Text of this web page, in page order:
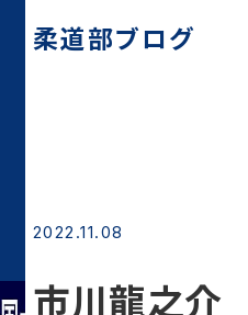
柔道部ブログ
2022.11.08
市川龍之